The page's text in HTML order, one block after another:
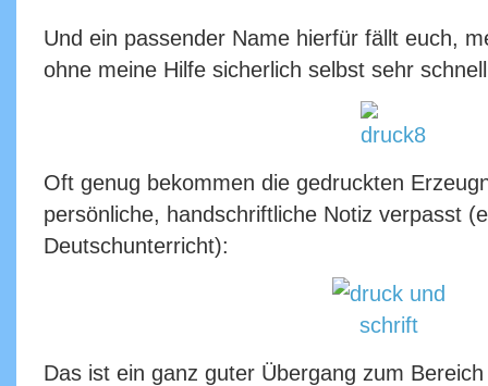
Und ein passender Name hierfür fällt euch,
ohne meine Hilfe sicherlich selbst sehr
Oft genug bekommen die gedruckten
persönliche, handschriftliche Notiz verpasst
Deutschunterricht):
Das ist ein ganz guter Übergang zum